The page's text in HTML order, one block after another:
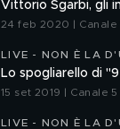
Vittorio Sgarbi, gli
24 feb 2020 | Canale
LIVE - NON È LA
Lo spogliarello di
15 set 2019 | Canale 5
LIVE - NON È LA